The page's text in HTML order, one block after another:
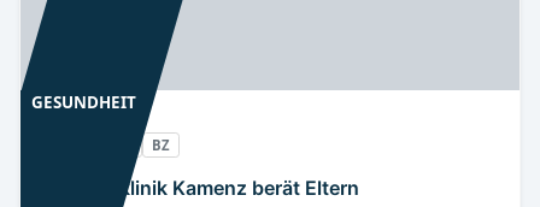
GESUNDHEIT
BZ
Geburtsklinik Kamenz berät Eltern